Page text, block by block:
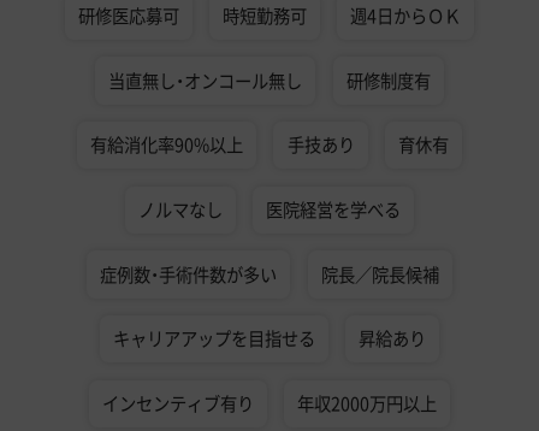
研修医応募可 時短勤務可 週4日からＯＫ
当直無し・オンコール無し 研修制度有
有給消化率90%以上 手技あり 育休有
ノルマなし 医院経営を学べる
症例数・手術件数が多い 院長／院長候補
キャリアアップを目指せる 昇給あり
インセンティブ有り 年収2000万円以上